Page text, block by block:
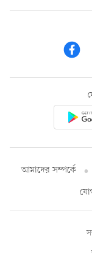
আমাদের সম্পর্কে